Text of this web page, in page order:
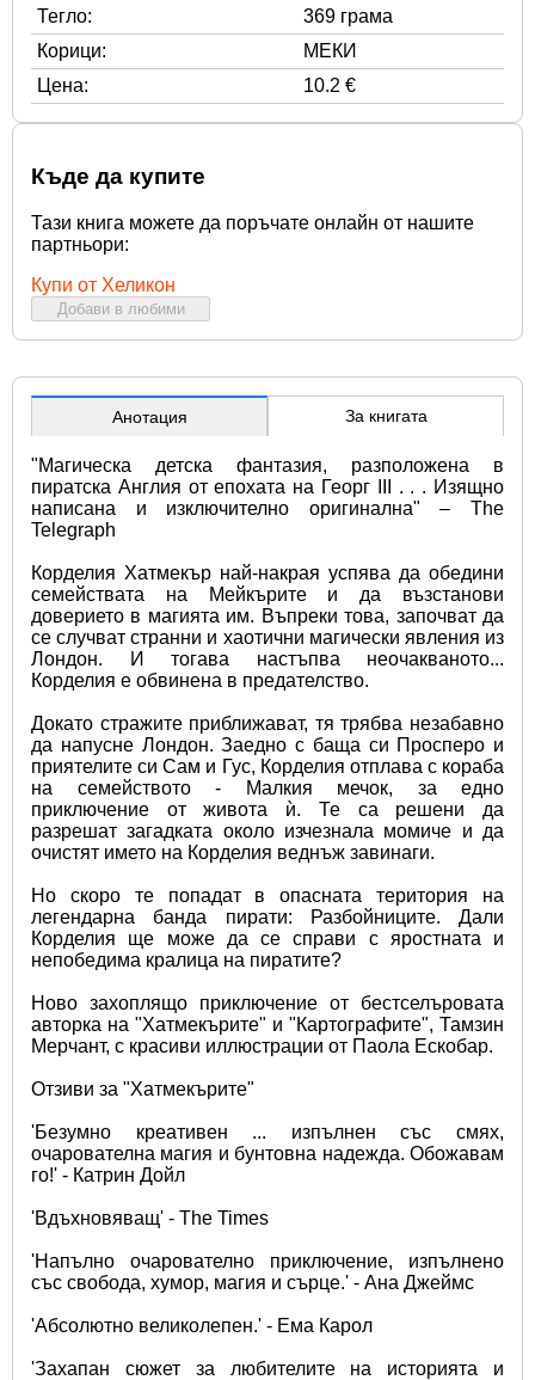
Тегло:
369 грама
Корици:
МЕКИ
Цена:
10.2 €
Къде да купите
Тази книга можете да поръчате онлайн от нашите
партньори:
Купи от Хеликон
Добави в любими
Анотация За книгата
"Магическа детска фантазия, разположена в
пиратска Англия от епохата на Георг III . . . Изящно
написана и изключително оригинална" – The
Telegraph
Корделия Хатмекър най-накрая успява да обедини
семействата на Мейкърите и да възстанови
доверието в магията им. Въпреки това, започват да
се случват странни и хаотични магически явления из
Лондон. И тогава настъпва неочакваното...
Корделия е обвинена в предателство.
Докато стражите приближават, тя трябва незабавно
да напусне Лондон. Заедно с баща си Просперо и
приятелите си Сам и Гус, Корделия отплава с кораба
на семейството - Малкия мечок, за едно
приключение от живота ѝ. Те са решени да
разрешат загадката около изчезнала момиче и да
очистят името на Корделия веднъж завинаги.
Но скоро те попадат в опасната територия на
легендарна банда пирати: Разбойниците. Дали
Корделия ще може да се справи с яростната и
непобедима кралица на пиратите?
Ново захоплящо приключение от бестселъровата
авторка на "Хатмекърите" и "Картографите", Тамзин
Мерчант, с красиви иллюстрации от Паола Ескобар.
Отзиви за "Хатмекърите"
'Безумно креативен ... изпълнен със смях,
очарователна магия и бунтовна надежда. Обожавам
го!' - Катрин Дойл
'Вдъхновяващ' - The Times
'Напълно очарователно приключение, изпълнено
със свобода, хумор, магия и сърце.' - Ана Джеймс
'Абсолютно великолепен.' - Ема Карол
'Захапан сюжет за любителите на историята и